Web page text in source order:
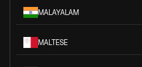
MALAYALAM
MALTESE